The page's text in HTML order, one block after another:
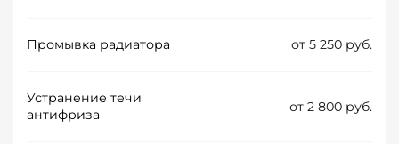
Промывка радиатора от 5 250 руб.
Устранение течи
антифриза
от 2 800 руб.